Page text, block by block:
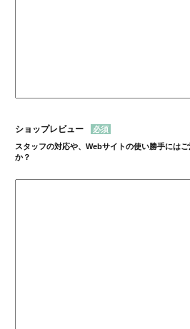
ショップレビュー
スタッフの対応や、Webサイトの使い勝手には
か？